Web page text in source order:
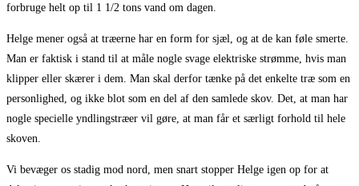
forbruge helt op til 1 1/2 tons vand om dagen.
Helge mener også at træerne har en form for sjæl, og at de kan føle smerte.
Man er faktisk i stand til at måle nogle svage elektriske strømme, hvis man
klipper eller skærer i dem. Man skal derfor tænke på det enkelte træ som en
personlighed, og ikke blot som en del af den samlede skov. Det, at man har
nogle specielle yndlingstræer vil gøre, at man får et særligt forhold til hele
skoven.
Vi bevæger os stadig mod nord, men snart stopper Helge igen op for at